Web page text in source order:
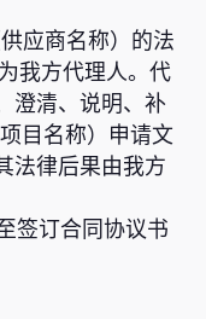
名称）的法
方代理人。代
澄清、说明、补
名称）申请文
法律后果由我方
签订合同协议书